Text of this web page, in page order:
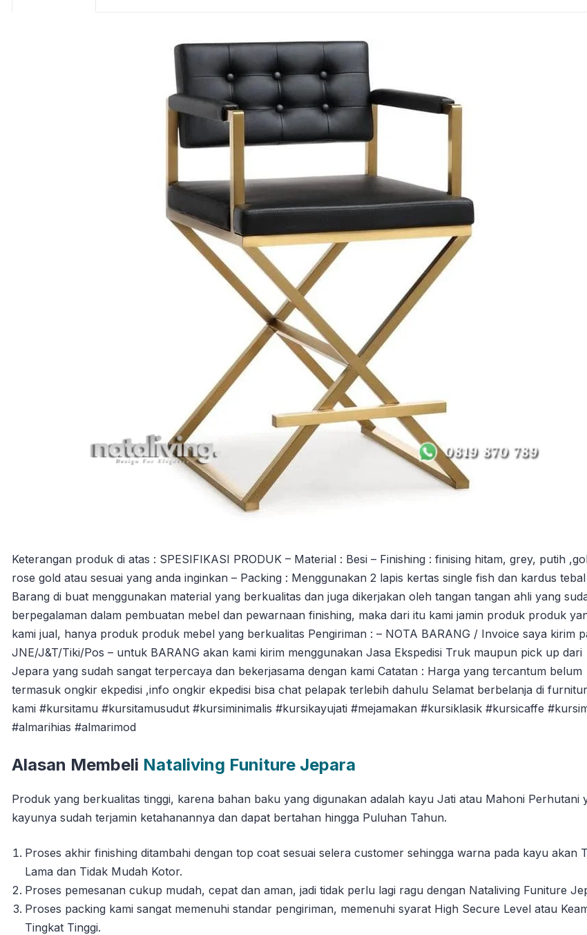
Keterangan produk di atas : SPESIFIKASI PRODUK – Material : Besi – Finishing : finising hitam, grey, putih
rose gold atau sesuai yang anda inginkan – Packing : Menggunakan 2 lapis kertas single fish dan kardus tebal
Barang di buat menggunakan material yang berkualitas dan juga dikerjakan oleh tangan tangan ahli yang
berpegalaman dalam pembuatan mebel dan pewarnaan finishing, maka dari itu kami jamin produk produk
kami jual, hanya produk produk mebel yang berkualitas Pengiriman : – NOTA BARANG / Invoice saya kirim
JNE/J&T/Tiki/Pos – untuk BARANG akan kami kirim menggunakan Jasa Ekspedisi Truk maupun pick up dari
Jepara yang sudah sangat terpercaya dan bekerjasama dengan kami Catatan : Harga yang tercantum belum
termasuk ongkir ekpedisi ,info ongkir ekpedisi bisa chat pelapak terlebih dahulu Selamat berbelanja di
kami #kursitamu #kursitamusudut #kursiminimalis #kursikayujati #mejamakan #kursiklasik #kursicaffe
#almarihias #almarimod
Alasan Membeli Nataliving Funiture Jepara
Produk yang berkualitas tinggi, karena bahan baku yang digunakan adalah kayu Jati atau Mahoni Perhutani
kayunya sudah terjamin ketahanannya dan dapat bertahan hingga Puluhan Tahun.
Proses akhir finishing ditambahi dengan top coat sesuai selera customer sehingga warna pada kayu akan
Lama dan Tidak Mudah Kotor.
Proses pemesanan cukup mudah, cepat dan aman, jadi tidak perlu lagi ragu dengan Nataliving Funiture
Proses packing kami sangat memenuhi standar pengiriman, memenuhi syarat High Secure Level atau
Tingkat Tinggi.